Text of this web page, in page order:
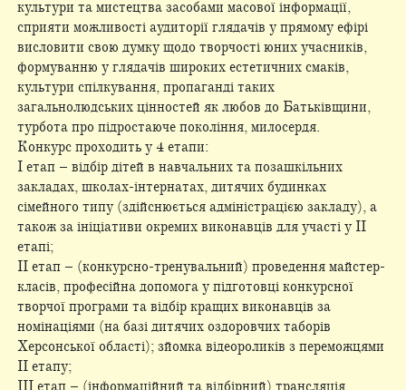
культури та мистецтва засобами масової інформації,
сприяти можливості аудиторії глядачів у прямому ефірі
висловити свою думку щодо творчості юних учасників,
формуванню у глядачів широких естетичних смаків,
культури спілкування, пропаганді таких
загальнолюдських цінностей як любов до Батьківщини,
турбота про підростаюче покоління, милосердя.
Конкурс проходить у 4 етапи:
І етап – відбір дітей в навчальних та позашкільних
закладах, школах-інтернатах, дитячих будинках
сімейного типу (здійснюється адміністрацією закладу), а
також за ініціативи окремих виконавців для участі у ІІ
етапі;
ІІ етап – (конкурсно-тренувальний) проведення майстер-
класів, професійна допомога у підготовці конкурсної
творчої програми та відбір кращих виконавців за
номінаціями (на базі дитячих оздоровчих таборів
Херсонської області); зйомка відеороликів з переможцями
ІІ етапу;